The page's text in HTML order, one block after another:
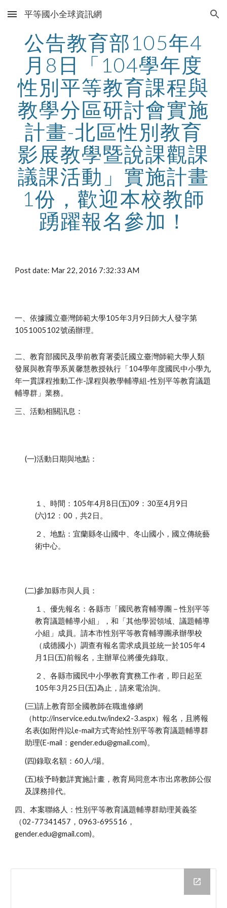
Skip to main content Skip to navigation
平等國小全球資訊網
公告教育部105年4
月8日「104學年度
性別平等教育課程與
教學分區研討會實施
計畫-北區性別教育
影展教學暨說課觀課
議課活動」實施計畫
1份，歡迎本校教師
踴躍報名參加！
Post date: Mar 22, 2016 7:32:33 AM
一、依據國立臺灣師範大學105年3月9日師大人發字第
1051005102號函辦理。
二、教育部國民及學前教育署委託國立臺灣師範大學人類
發展與教育學系黃馨慧教授執行「104學年度國民中小學九
年一貫課程推動工作-課程與教學輔導組-性別平等教育議題
輔導群」業務。
三、活動相關訊息：
(一)活動日期與地點：
１、時間：105年4月8日(五)09：30至4月9日
(六)12：00，共2日。
２、地點：宜蘭縣冬山國中、冬山國小，國立傳統藝
術中心。
(二)參加縣市與人員：
１、優先報名：各縣市「國民教育輔導團－性別平等
教育議題輔導小組」，和「其他學習領域、議題輔導
小組」成員。請本市性別平等教育輔導團承辦學校
（成德國小）調查有報名需求成員並統一於105年4
月1日(五)前報名，主辦單位將優先錄取。
２、各縣市國民中小學教育實務工作者，即日起至
105年3月25日(五)為止，請來電洽詢。
(三)請上教育部全國教師在職進修網
（http://inservice.edu.tw/index2-3.aspx）報名，且將報
名表(如附件)以e-mail方式寄給性別平等教育議題輔導群
助理(E-mail：gender.edu@gmail.com)。
(四)錄取名額：60人/場。
(五)核予時數詳實施計畫，教育局同意本市出席教師公假
及課務排代。
四、本案聯絡人：性別平等教育議題輔導群助理黃義筌
（02-77341457，0963-695516，
gender.edu@gmail.com)。